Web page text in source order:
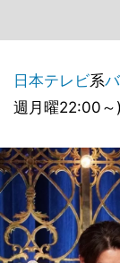
日本テレビ系
週月曜22:00～